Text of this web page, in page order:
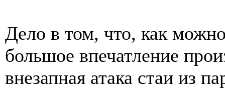
Дело в том, что, как
большое впечатление
внезапная атака стаи из